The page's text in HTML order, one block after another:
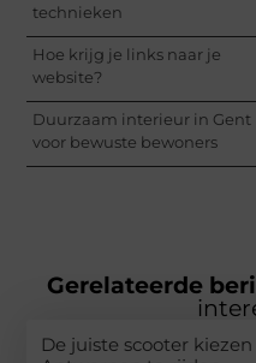
technieken
Hoe krijg je links naar je
website?
Duurzaam interieur in Gent
voor bewuste bewoners
Gerelateerde
De juiste scooter